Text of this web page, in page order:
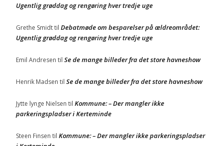
Ugentlig grøddag og rengøring hver tredje uge
Grethe Smidttil Debatmøde om besparelser på ældreområdet:
Ugentlig grøddag og rengøring hver tredje uge
Emil Andresen til Se de mange billeder fra det store havneshow
Henrik Madsen til Se de mange billeder fra det store havneshow
Jytte lynge Nielsen til Kommune: – Der mangler ikke
parkeringspladser i Kerteminde
Steen Finsen til Kommune: – Der mangler ikke parkeringspladser